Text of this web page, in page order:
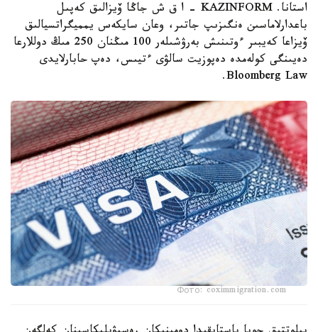
استانا. KAZINFORM – ا ق ش جاڭا ۆيزالىق كەپىل
باعدارلاماسىن ەنگىزىپ جاتىر، وعان سايكەس يمميگراتسيالىق
ۆيزاعا كەيبىر ءوتىنىش بەرۋشىلەر 100 مىڭنان 250 مىڭ دوللارعا
دەيىنگى كولەمدە دەپوزيت سالۋى ءتيىس، دەپ حابارلايدى
Bloomberg Law.
Фото: coximmigration.com